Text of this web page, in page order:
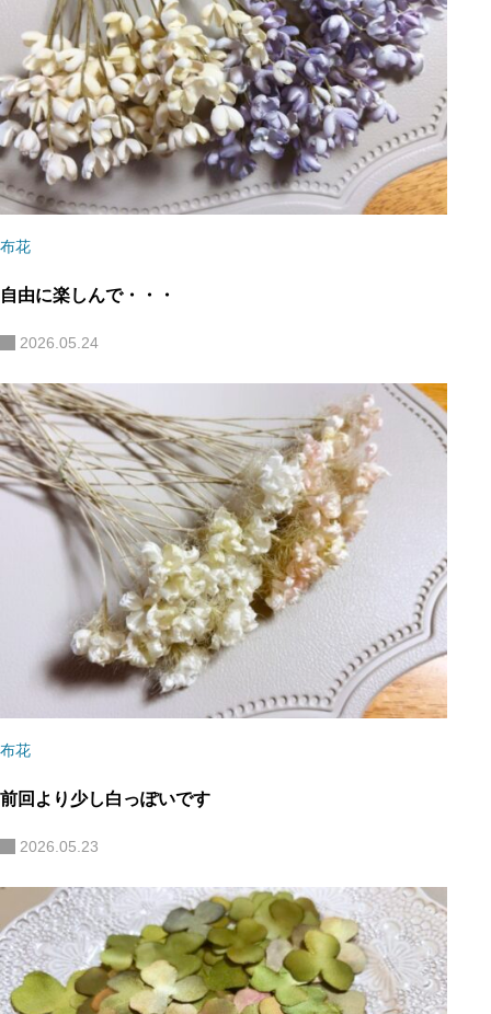
布花
自由に楽しんで・・・
2026.05.24
布花
前回より少し白っぽいです
2026.05.23